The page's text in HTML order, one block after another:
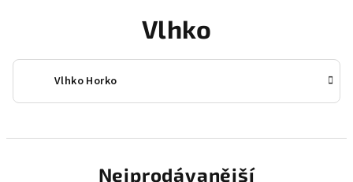
Vlhko
Vlhko Horko
Nejprodávanější